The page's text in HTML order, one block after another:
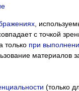
,
с точкой
только при
материалов
(только